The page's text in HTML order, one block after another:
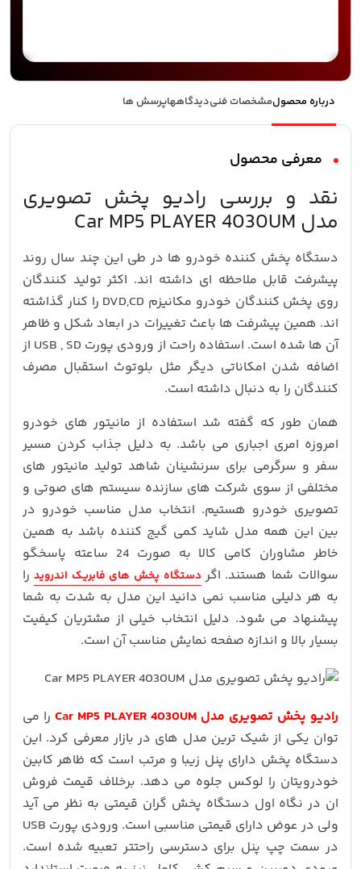
درباره محصولمشخصات فنیدیدگاههاپرسش ها
معرفی محصول
نقد و بررسی رادیو پخش تصویری
مدل Car MP5 PLAYER 4030UM
دستگاه پخش کننده خودرو ها در طی این چند سال روند
پیشرفت قابل ملاحظه ای داشته اند. اکثر تولید کنندگان
روی پخش کنندگان خودرو مکانیزم DVD,CD را کنار گذاشته
اند. همین پیشرفت ها باعث تغییرات در ابعاد شکل و ظاهر
آن ها شده است. استفاده راحت از ورودی پورت USB , SD از
اضافه شدن امکاناتی دیگر مثل بلوتوث استقبال مصرف
کنندگان را به دنبال داشته است.
همان طور که گفته شد استفاده از مانیتور های خودرو
امروزه امری اجباری می باشد. به دلیل جذاب کردن مسیر
سفر و سرگرمی برای سرنشینان شاهد تولید مانیتور های
مختلفی از سوی شرکت های سازنده سیستم های صوتی و
تصویری خودرو هستیم. انتخاب مدل مناسب خودرو در
بین این همه مدل شاید کمی گیج کننده باشد به همین
خاطر مشاوران کامی کالا به صورت 24 ساعته پاسخگو
سوالات شما هستند. اگر دستگاه پخش های فابریک اندروید را
به هر دلیلی مناسب نمی دانید این مدل به شدت به شما
پیشنهاد می شود. دلیل انتخاب خیلی از مشتریان کیفیت
بسیار بالا و اندازه صفحه نمایش مناسب آن است.
رادیو پخش تصویری مدل Car MP5 PLAYER 4030UM
را می
توان یکی از شیک ترین مدل های در بازار معرفی کرد. این
دستگاه پخش دارای پنل زیبا و مرتب است که ظاهر کابین
خودرویتان را لوکس جلوه می دهد. برخلاف قیمت فروش
ان در نگاه اول دستگاه پخش گران قیمتی به نظر می آید
ولی در عوض دارای قیمتی مناسبی است. ورودی پورت USB
در سمت چپ پنل برای دسترسی راحتتر تعبیه شده است.